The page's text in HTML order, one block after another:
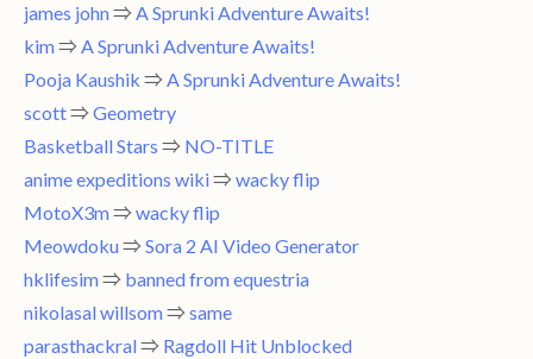
james john⇒ A Sprunki Adventure Awaits!
kim⇒ A Sprunki Adventure Awaits!
Pooja Kaushik ⇒ A Sprunki Adventure Awaits!
scott⇒ Geometry
Basketball Stars ⇒ NO-TITLE
anime expeditions wiki⇒ wacky flip
MotoX3m⇒ wacky flip
Meowdoku⇒ Sora 2 AI Video Generator
hklifesim⇒ banned from equestria
nikolasal willsom⇒ same
parasthackral⇒ Ragdoll Hit Unblocked